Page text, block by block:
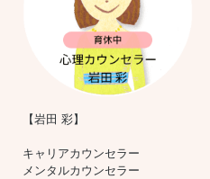
【岩田 彩】
キャリアカウンセラー
メンタルカウンセラー